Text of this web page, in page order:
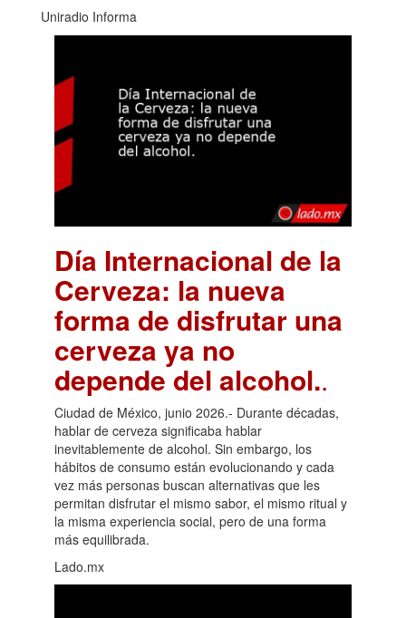
Uniradio Informa
Día Internacional de la
Cerveza: la nueva
forma de disfrutar una
cerveza ya no
depende del alcohol..
Ciudad de México, junio 2026.- Durante décadas,
hablar de cerveza significaba hablar
inevitablemente de alcohol. Sin embargo, los
hábitos de consumo están evolucionando y cada
vez más personas buscan alternativas que les
permitan disfrutar el mismo sabor, el mismo ritual y
la misma experiencia social, pero de una forma
más equilibrada.
Lado.mx